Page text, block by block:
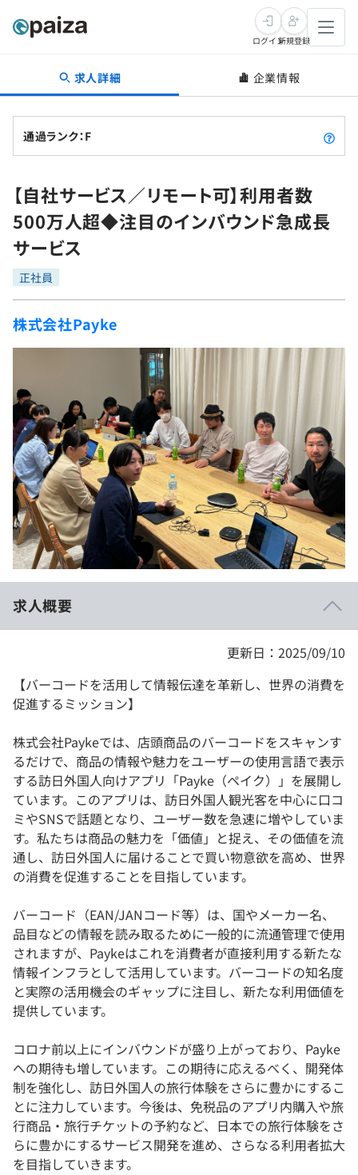
転職・キャリア
転職成功ガイド
転職エージェント
インタビュー
転職成功ガイド
新卒就活
求人検索
本選考
インターン
新卒エージェント
インタビュー
就活成功ガイド
学習
問題集
4択課題
リファレンス
プラン
個人向けプラン
法人向けプラン
学校向けプラン
契約内容・クーポン
プログラミング言語
再チャレンジ結果一覧
ゲーム・マンガ
Tech Team Journal
paiza times
note
paizaとは？
ログイン新規登録
求人詳細 企業情報
通過ランク：F
【自社サービス／リモート可】利用者数
500万人超◆注目のインバウンド急成長
サービス
正社員
株式会社Payke
求人概要
更新日：2025/09/10
【バーコードを活用して情報伝達を革新し、世界の消費を
促進するミッション】
株式会社Paykeでは、店頭商品のバーコードをスキャンす
るだけで、商品の情報や魅力をユーザーの使用言語で表示
する訪日外国人向けアプリ「Payke（ペイク）」を展開し
ています。このアプリは、訪日外国人観光客を中心に口コ
ミやSNSで話題となり、ユーザー数を急速に増やしていま
す。私たちは商品の魅力を「価値」と捉え、その価値を流
通し、訪日外国人に届けることで買い物意欲を高め、世界
の消費を促進することを目指しています。
バーコード（EAN/JANコード等）は、国やメーカー名、
品目などの情報を読み取るために一般的に流通管理で使用
されますが、Paykeはこれを消費者が直接利用する新たな
情報インフラとして活用しています。バーコードの知名度
と実際の活用機会のギャップに注目し、新たな利用価値を
提供しています。
コロナ前以上にインバウンドが盛り上がっており、Payke
への期待も増しています。この期待に応えるべく、開発体
制を強化し、訪日外国人の旅行体験をさらに豊かにするこ
とに注力しています。今後は、免税品のアプリ内購入や旅
行商品・旅行チケットの予約など、日本での旅行体験をさ
らに豊かにするサービス開発を進め、さらなる利用者拡大
を目指していきます。